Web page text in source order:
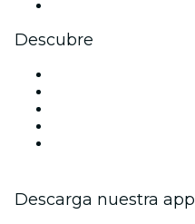
Descubre
Descarga nuestra app